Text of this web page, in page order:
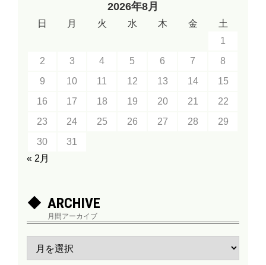
2026年8月
日 月 火 水 木 金
土
1
2
3 4 5 6 7
8
9
10 11 12 13 14
15
16
17 18 19 20 21
22
23
24 25 26 27 28
29
30
31
« 2月
ARCHIVE
月間アーカイブ